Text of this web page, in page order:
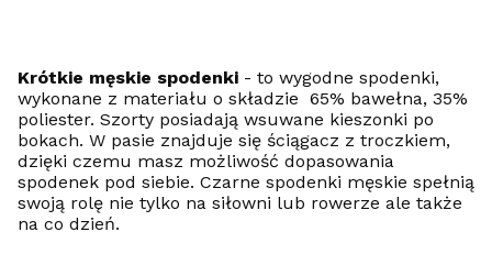
Krótkie męskie spodenki - to wygodne spodenki,
wykonane z materiału o składzie 65% bawełna, 35%
poliester. Szorty posiadają wsuwane kieszonki po
bokach. W pasie znajduje się ściągacz z troczkiem,
dzięki czemu masz możliwość dopasowania
spodenek pod siebie. Czarne spodenki męskie spełnią
swoją rolę nie tylko na siłowni lub rowerze ale także
na co dzień.